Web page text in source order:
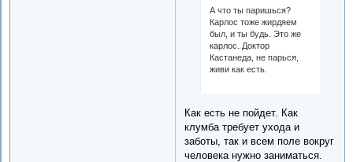
А что ты паришься?
Карлос тоже жирдяем
был, и ты будь. Это же
карлос. Доктор
Кастанеда, не парься,
живи как есть.
Как есть не пойдет. Как
клумба требует ухода и
заботы, так и всем поле вокруг
человека нужно заниматься.